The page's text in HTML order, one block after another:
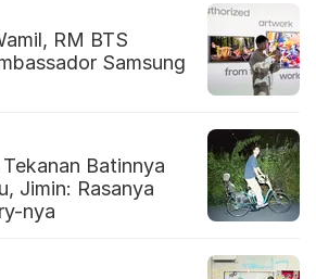
RM BTS
Samsung
Batinnya
Jimin: Rasanya
nya